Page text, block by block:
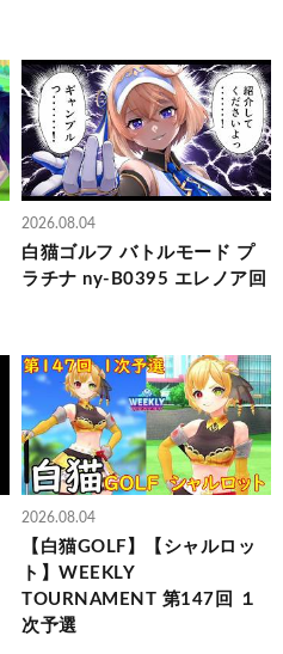
2026.08.04
白猫ゴルフ バトルモード プ
ラチナ ny-B0395 エレノア回
2026.08.04
【白猫GOLF】【シャルロッ
ト】WEEKLY
TOURNAMENT 第147回 １
次予選